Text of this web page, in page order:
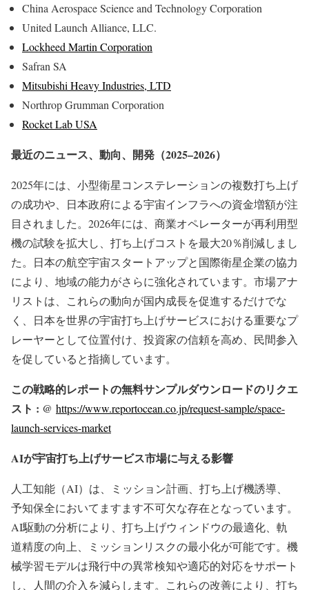
China Aerospace Science and Technology Corporation
United Launch Alliance, LLC.
Lockheed Martin Corporation
Safran SA
Mitsubishi Heavy Industries, LTD
Northrop Grumman Corporation
Rocket Lab USA
最近のニュース、動向、開発（2025–2026）
2025年には、小型衛星コンステレーションの複数打ち上げ
の成功や、日本政府による宇宙インフラへの資金増額が注
目されました。2026年には、商業オペレーターが再利用型
機の試験を拡大し、打ち上げコストを最大20％削減しまし
た。日本の航空宇宙スタートアップと国際衛星企業の協力
により、地域の能力がさらに強化されています。市場アナ
リストは、これらの動向が国内成長を促進するだけでな
く、日本を世界の宇宙打ち上げサービスにおける重要なプ
レーヤーとして位置付け、投資家の信頼を高め、民間参入
を促していると指摘しています。
この戦略的レポートの無料サンプルダウンロードのリクエ
スト : @ https://www.reportocean.co.jp/request-sample/space-
launch-services-market
AIが宇宙打ち上げサービス市場に与える影響
人工知能（AI）は、ミッション計画、打ち上げ機誘導、
予知保全においてますます不可欠な存在となっています。
AI駆動の分析により、打ち上げウィンドウの最適化、軌
道精度の向上、ミッションリスクの最小化が可能です。機
械学習モデルは飛行中の異常検知や適応的対応をサポート
し、人間の介入を減らします。これらの改善により、打ち